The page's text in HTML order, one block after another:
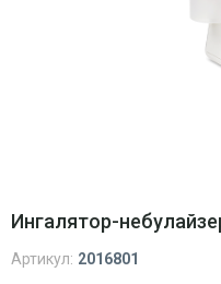
Ингалятор-
Артикул: 2016801